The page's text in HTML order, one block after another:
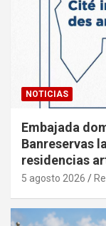
NOTICIAS
Embajada
Banreservas
residencias
5 agosto 2026